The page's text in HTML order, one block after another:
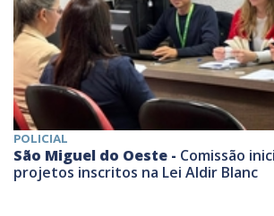
POLICIAL
São Miguel do Oeste - Comissão
projetos inscritos na Lei Aldir Blanc